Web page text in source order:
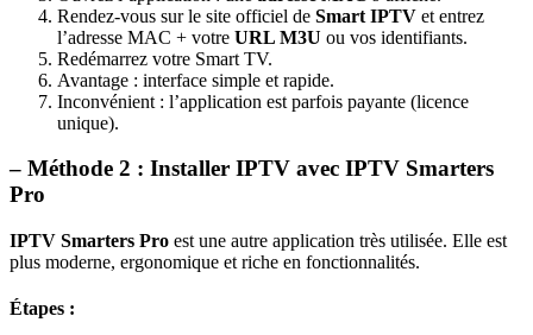
Rendez-vous sur le site officiel de Smart IPTV et entrez
l’adresse MAC + votre URL M3U ou vos identifiants.
Redémarrez votre Smart TV.
Avantage : interface simple et rapide.
Inconvénient : l’application est parfois payante (licence
unique).
– Méthode 2 : Installer IPTV avec IPTV Smarters
Pro
IPTV Smarters Pro est une autre application très utilisée. Elle est
plus moderne, ergonomique et riche en fonctionnalités.
Étapes :